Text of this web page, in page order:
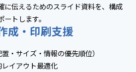
に伝えるためのスライド資料を、構成
トします。
成・印刷支援
・サイズ・情報の優先順位）
イアウト最適化